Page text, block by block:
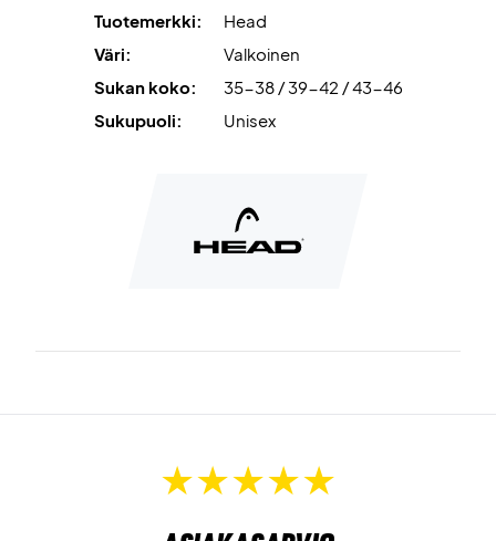
Tuotemerkki:
Head
Väri:
Valkoinen
Sukan koko:
35-38 / 39-42 / 43-46
Sukupuoli:
Unisex